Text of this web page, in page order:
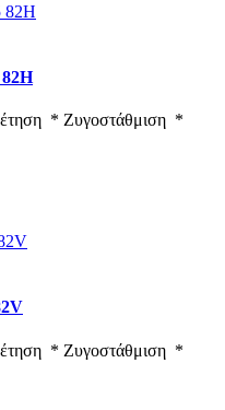
* Ζυγοστάθμιση *
* Ζυγοστάθμιση *